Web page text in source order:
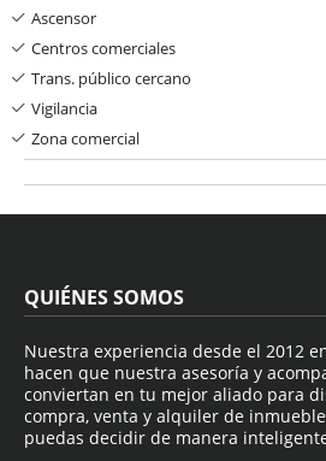
Ascensor
Centros comerciales
Trans. público cercano
Vigilancia
Zona comercial
QUIÉNES SOMOS
Nuestra experiencia desde el 2012
hacen que nuestra asesoría y
conviertan en tu mejor aliado para
compra, venta y alquiler de
puedas decidir de manera